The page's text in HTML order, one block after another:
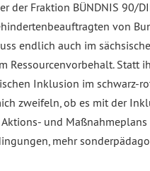
der Fraktion BÜNDNIS 90/
von
endlich auch im
Ressourcenvorbehalt. Statt
Inklusion im
zweifeln, ob es mit der
Aktions- und
mehr